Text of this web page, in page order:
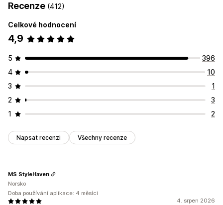
Recenze (412)
Celkové hodnocení
4,9
5
396
4
10
3
1
2
3
1
2
Napsat recenzi Všechny recenze
4. srpen 2026
MS StyleHaven
Norsko
Doba používání aplikace: 4 měsíci